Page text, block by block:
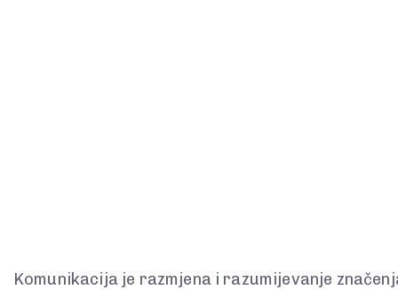
Komunikacija je razmjena i razumijevanje